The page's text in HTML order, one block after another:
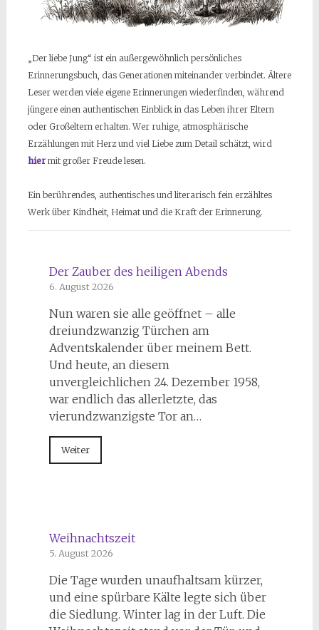
„Der liebe Jung“ ist ein außergewöhnlich persönliches
Erinnerungsbuch, das Generationen miteinander verbindet. Ältere
Leser werden viele eigene Erinnerungen wiederfinden, während
jüngere einen authentischen Einblick in das Leben ihrer Eltern
oder Großeltern erhalten. Wer ruhige, atmosphärische
Erzählungen mit Herz und viel Liebe zum Detail schätzt, wird
hiermit großer Freude lesen.
Ein berührendes, authentisches und literarisch fein erzähltes
Werk über Kindheit, Heimat und die Kraft der Erinnerung.
Der Zauber des heiligen Abends
6. August 2026
Nun waren sie alle geöffnet – alle
dreiundzwanzig Türchen am
Adventskalender über meinem Bett.
Und heute, an diesem
unvergleichlichen 24. Dezember 1958,
war endlich das allerletzte, das
vierundzwanzigste Tor an…
Weiter
Weihnachtszeit
5. August 2026
Die Tage wurden unaufhaltsam kürzer,
und eine spürbare Kälte legte sich über
die Siedlung. Winter lag in der Luft. Die